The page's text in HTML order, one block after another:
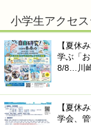
小学生アクセ
【夏休
学ぶ「
8/8…川
【夏休
学会、